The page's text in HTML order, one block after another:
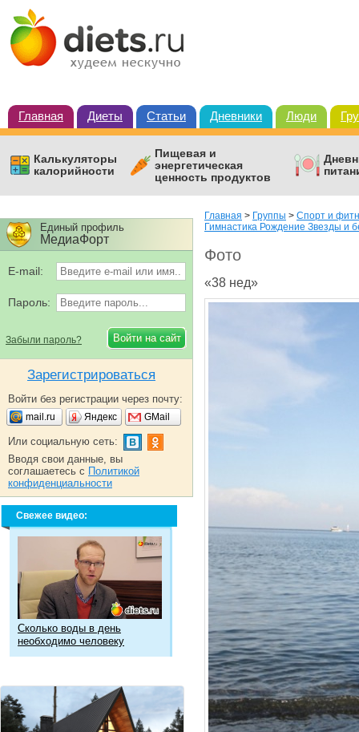
Главная Диеты Статьи Дневники Люди
Калькуляторы
калорийности
Пищевая и
энергетическая
ценность продуктов
Главная > Группы > Спорт и
Гимнастика Рождение Звезды и
Фото
«38 нед»
Единый профиль
МедиаФорт
E-mail:
Пароль:
Забыли пароль?
Зарегистрироваться
Войти без регистрации через почту:
mail.ru Яндекс GMail
Или социальную сеть:
Вводя свои данные, вы
соглашаетесь с Политикой
конфиденциальности
Свежее видео:
Сколько воды в день
необходимо человеку